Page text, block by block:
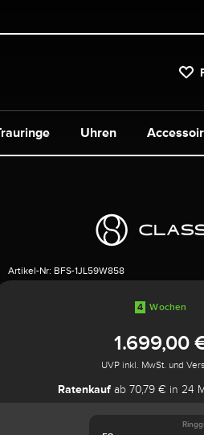
Uhren
Artikel-Nr: BFS-1JL59W858
4 Wochen
1.699,00
UVP inkl. MwSt. und
Ratenkauf ab 70,79 € in 24